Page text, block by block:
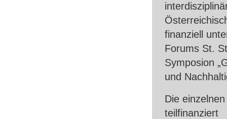
finanziell
Forums St.
Symposion
und
Die
teilfinanziert